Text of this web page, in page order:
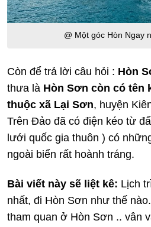
@ Một góc Hòn Ngay
Còn để trả lời câu hỏi : Hòn
thưa là Hòn Sơn còn có tên
thuộc xã Lại Sơn, huyện
Trên Đảo đã có điện kéo từ
lưới quốc gia thuôn ) có
ngoài biển rất hoành tráng.
Bài viết này sẽ liệt kê: Lịch
nhất, đi Hòn Sơn như thế
tham quan ở Hòn Sơn .. vân